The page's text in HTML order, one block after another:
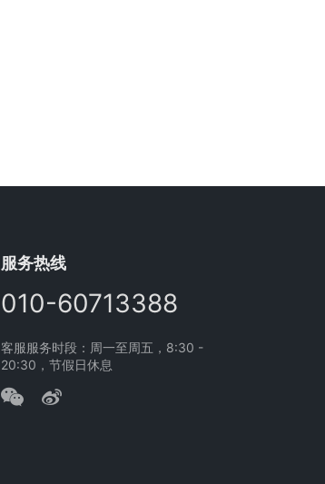
服务热线
010-60713388
客服服务时段：周一至周五，8:30 -
20:30，节假日休息